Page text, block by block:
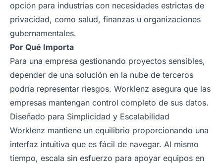
opción para industrias con necesidades estrictas de
privacidad, como salud, finanzas u organizaciones
gubernamentales.
Por Qué Importa
Para una empresa gestionando proyectos sensibles,
depender de una solución en la nube de terceros
podría representar riesgos. Worklenz asegura que las
empresas mantengan control completo de sus datos.
Diseñado para Simplicidad y Escalabilidad
Worklenz mantiene un equilibrio proporcionando una
interfaz intuitiva que es fácil de navegar. Al mismo
tiempo, escala sin esfuerzo para apoyar equipos en